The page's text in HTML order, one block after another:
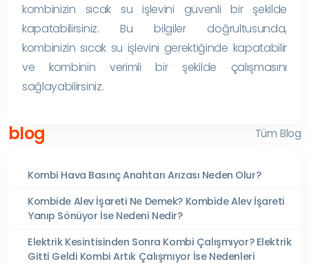
kombinizin sıcak su işlevini güvenli bir şekilde
kapatabilirsiniz. Bu bilgiler doğrultusunda,
kombinizin sıcak su işlevini gerektiğinde kapatabilir
ve kombinin verimli bir şekilde çalışmasını
sağlayabilirsiniz.
blog Tüm Blog
Kombi Hava Basınç Anahtarı Arızası Neden Olur?
Kombide Alev İşareti Ne Demek? Kombide Alev İşareti
Yanıp Sönüyor İse Nedeni Nedir?
Elektrik Kesintisinden Sonra Kombi Çalışmıyor? Elektrik
Gitti Geldi Kombi Artık Çalışmıyor İse Nedenleri